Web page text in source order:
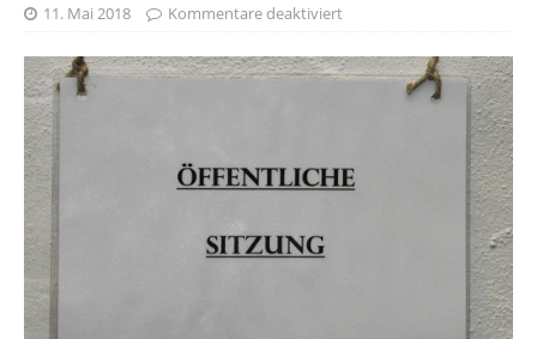
11. Mai 2018 Kommentare deaktiviert